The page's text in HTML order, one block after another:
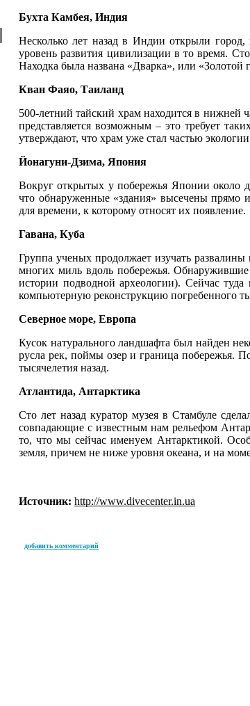
Бухта Камбея, Индия
Несколько лет назад в Индии открыли
уровень развития цивилизации в то время.
Находка была названа «Дварка», или
Кван Фаяо, Таиланд
500-летний тайский храм находится в нижней
представляется возможным – это требует
утверждают, что храм уже стал частью
Йонагуни-Дзима, Япония
Вокруг открытых у побережья Японии около
что обнаруженные «здания» высечены прямо
для времени, к которому относят их появление.
Гавана, Куба
Группа ученых продолжает изучать
многих миль вдоль побережья.
истории подводной археологии). Сейчас
компьютерную реконструкцию погребенного
Северное море, Европа
Кусок натурального ландшафта был найден
русла рек, поймы озер и граница побережья.
тысячелетия назад.
Атлантида, Антарктика
Сто лет назад куратор музея в Стамбуле
совпадающие с известным нам рельефом
то, что мы сейчас именуем Антарктикой.
земля, причем не ниже уровня океана, и на
Источник: http://www.divecenter.in.ua
добавить комментарий